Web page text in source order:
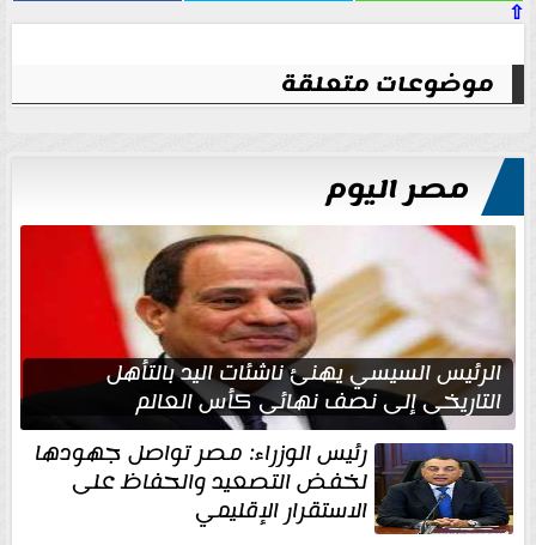
⇧
موضوعات متعلقة
مصر اليوم
الرئيس السيسي يهنئ ناشئات اليد بالتأهل
التاريخي إلى نصف نهائي كأس العالم
رئيس الوزراء: مصر تواصل جهودها
لخفض التصعيد والحفاظ على
الاستقرار الإقليمي